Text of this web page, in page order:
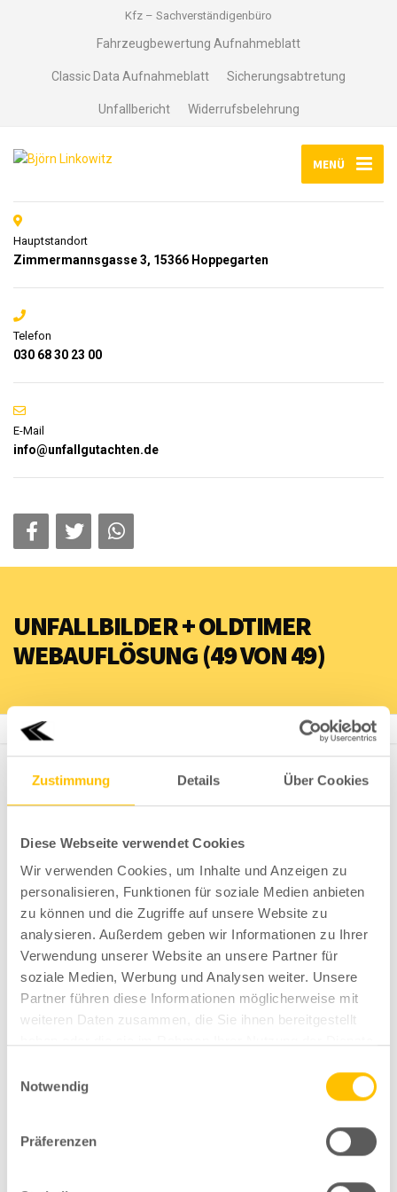
Zustimmung Details Über Cookies
Diese Webseite verwendet Cookies
Wir verwenden Cookies, um Inhalte und Anzeigen zu
personalisieren, Funktionen für soziale Medien anbieten
zu können und die Zugriffe auf unsere Website zu
analysieren. Außerdem geben wir Informationen zu Ihrer
Verwendung unserer Website an unsere Partner für
soziale Medien, Werbung und Analysen weiter. Unsere
Partner führen diese Informationen möglicherweise mit
weiteren Daten zusammen, die Sie ihnen bereitgestellt
Notwendig
Präferenzen
Kfz – Sachverständigenbüro
Fahrzeugbewertung Aufnahmeblatt
Classic Data Aufnahmeblatt Sicherungsabtretung
Unfallbericht Widerrufsbelehrung
MENÜ
Hauptstandort
Zimmermannsgasse 3, 15366 Hoppegarten
Telefon
030 68 30 23 00
E-Mail
info@unfallgutachten.de
UNFALLBILDER + OLDTIMER
WEBAUFLÖSUNG (49 VON 49)
Björn Linkowitz Unfallbilder + Oldtimer Webauflösung (49 von 49)
19. März 2020 Björn Linkowitz 0
Unfallbilder + Oldtimer
Webauflösung (49 von 49)
Kommentare für diesen Beitrag sind geschlossen.